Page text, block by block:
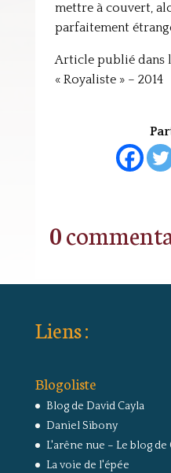
mettre à couvert,
parfaitement
Article publié dans
« Royaliste » – 2014
0
Liens :
Blogoliste
Blog de David Cayla
Daniel Sibony
L'arêne nue – Le blog
La voie de l'épée